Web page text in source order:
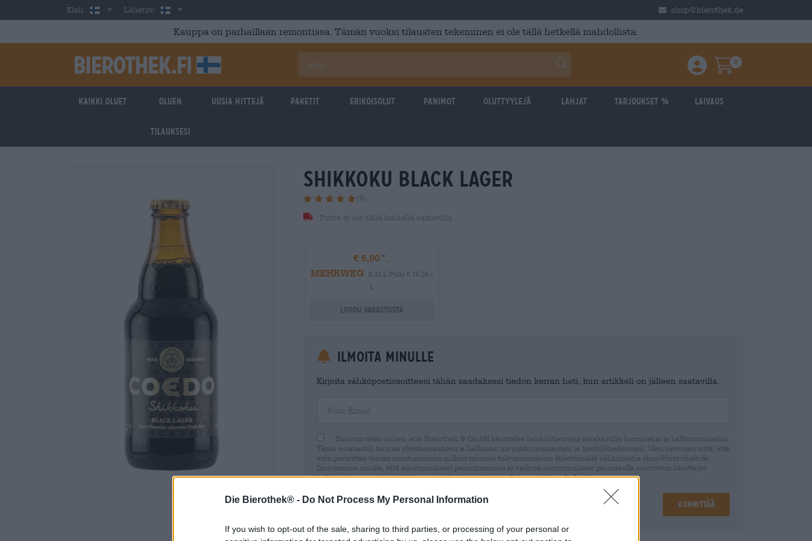
Die Bierothek® - Do Not Process My Personal Information
If you wish to opt-out of the sale, sharing to third parties, or processing of your personal or
Skip to main content
Kieli: FinnishLähetys: Suomi shop@bierothek.de
Kauppa on parhaillaan remontissa. Tämän vuoksi tilausten tekeminen ei ole tällä hetkellä mahdollista.
Einloggen / Anmelden
Warenkorb
0
Kaikki oluet Oluen
tilauksesi
Uusia hittejä Paketit Erikoisolut Panimot Oluttyylejä Lahjat Tarjoukset % laivaus
shikkoku black lager
(5)
Tuote ei ole tällä hetkellä saatavilla
€ 6,00
MEHRWEG
0,33 L Pullo € 15,24 /
L
Loppu varastosta
Ilmoita minulle
Kirjoita sähköpostiosoitteesi tähän saadaksesi tiedon kerran heti, kun artikkeli on jälleen saatavilla.
Suostun täten siihen, että Bierothek ® GmbH käsittelee henkilötietojani asiakastilin luomiseksi ja hallinnoimiseksi.
Tämä asiakastili tarjoaa yleiskatsauksen ja hallinnan myyntitoiminnastani ja henkilötiedoistani. Olen tietoinen siitä, että
voin peruuttaa tämän suostumuksen milloin tahansa tulevaisuudessa lähettämällä sähköpostia shop@bierothek.de.
Ilmoitamme sinulle, että suostumuksesi peruuttaminen ei vaikuta suostumuksesi perusteella suoritetun käsittelyn
laillisuuteen peruuttamishetkeen asti. Lisätietoja löytyydata protection declaration
Kiinnittää